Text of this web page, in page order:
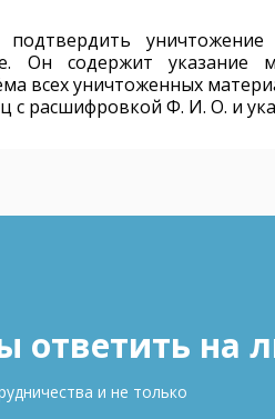
Он содержит указание
всех уничтоженных
с расшифровкой Ф. И. О. и
ответить на
и не только